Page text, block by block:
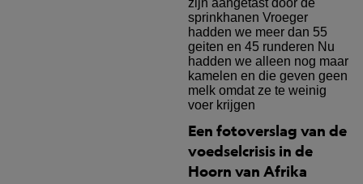
Een fotoverslag van de
voedselcrisis in de
Hoorn van Afrika